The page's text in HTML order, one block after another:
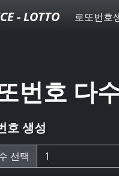
- LOTTO 로또번호
번호 다
호 생성
선택